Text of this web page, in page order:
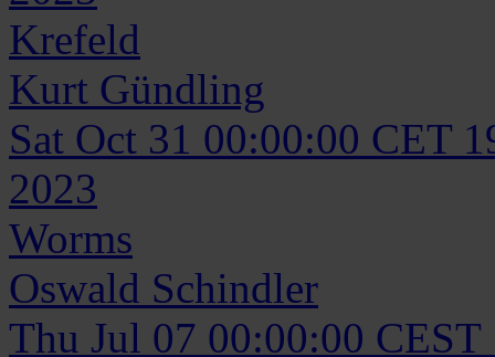
Krefeld
Kurt Gündling
Sat Oct 31 00:00:00 CET
2023
Worms
Oswald Schindler
Thu Jul 07 00:00:00 CEST